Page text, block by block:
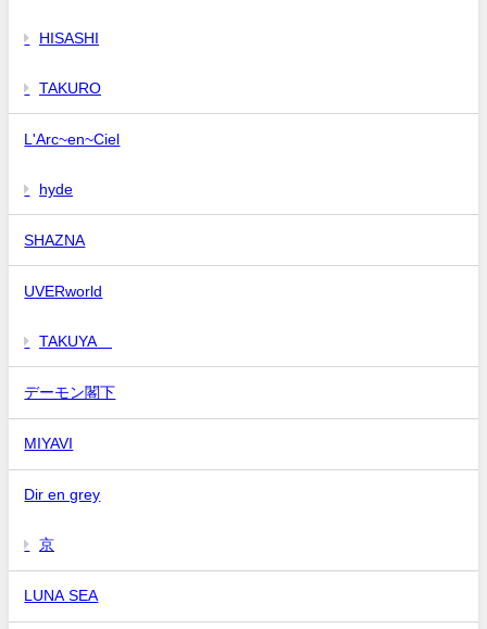
HISASHI
TAKURO
L'Arc~en~Ciel
hyde
SHAZNA
UVERworld
TAKUYA∞
デーモン閣下
MIYAVI
Dir en grey
京
LUNA SEA